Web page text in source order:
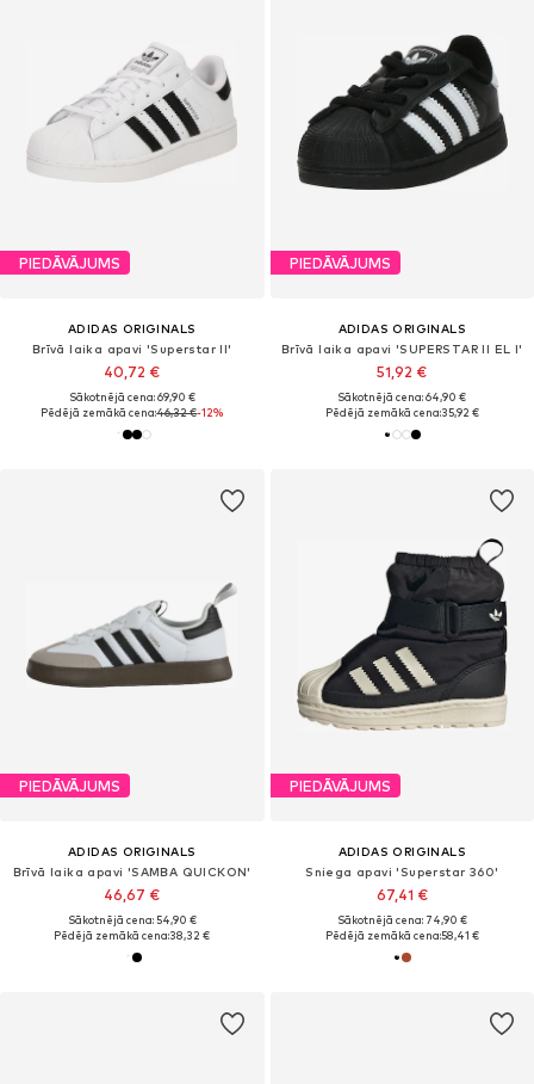
PIEDĀVĀJUMS
ADIDAS ORIGINALS
Brīvā laika apavi 'Superstar II'
40,72 €
Sākotnējā cena: 69,90 €
Pēdējā zemākā cena:46,32 €-12%
PIEDĀVĀJUMS
ADIDAS ORIGINALS
Brīvā laika apavi 'SUPERSTAR II EL I'
51,92 €
Sākotnējā cena: 64,90 €
Pēdējā zemākā cena:35,92 €
PIEDĀVĀJUMS
ADIDAS ORIGINALS
Brīvā laika apavi 'SAMBA QUICKON'
46,67 €
Sākotnējā cena: 54,90 €
Pēdējā zemākā cena:38,32 €
PIEDĀVĀJUMS
ADIDAS ORIGINALS
Sniega apavi 'Superstar 360'
67,41 €
Sākotnējā cena: 74,90 €
Pēdējā zemākā cena:58,41 €